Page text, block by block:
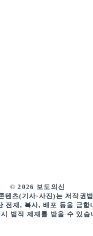
© 2026 보도의신
텐츠(기사·사진)는 저작권
전재, 복사, 배포 등을 금합
법적 제재를 받을 수 있습